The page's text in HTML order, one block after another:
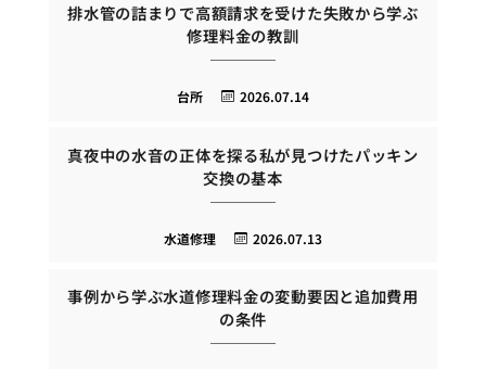
排水管の詰まりで高額請求を受けた失敗から学ぶ
修理料金の教訓
2026.07.14
台所
真夜中の水音の正体を探る私が見つけたパッキン
交換の基本
2026.07.13
水道修理
事例から学ぶ水道修理料金の変動要因と追加費用
の条件